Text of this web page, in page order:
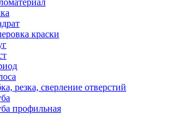
краски
резка, сверление отверстий
профильная